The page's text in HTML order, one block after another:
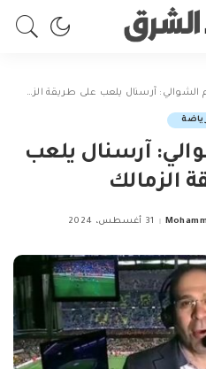
آرسنال يلعب على طريقة الزمالك
آرسنال يلعب
الزمالك
31 أغسطس، 2024